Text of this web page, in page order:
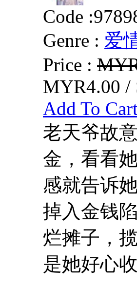
Code :
Genre : 爱
Price :
MYR4.00 /
Add To
老天爷故
金，看看
感就告诉
掉入金钱
烂摊子，
是她好心